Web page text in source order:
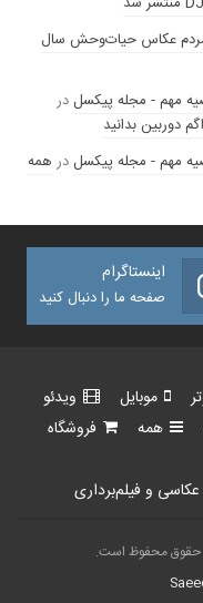
مردم عکاس حیات‌وحش سال
در
دوربین بدانید
در همه
اینستاگرام
صفحه ما را دنبال کنید
موبایل
ویدئو
همه
فروشگاه
و فیلم‌برداری